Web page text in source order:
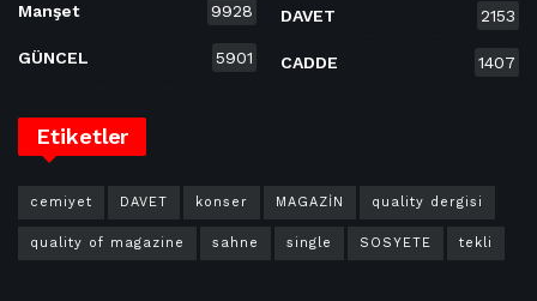
Manşet 9928
GÜNCEL 5901
DAVET 2153
CADDE 1407
Etiketler
cemiyet DAVET konser MAGAZİN quality dergisi
quality of magazine sahne single SOSYETE tekli